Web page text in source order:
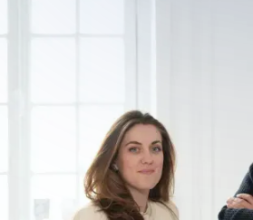
Vizzia est une cleantech
contre les dépôts sauvages.
Avec sa solution, Vizzia a
déversement dans la nature
déchets à horizon 2028.